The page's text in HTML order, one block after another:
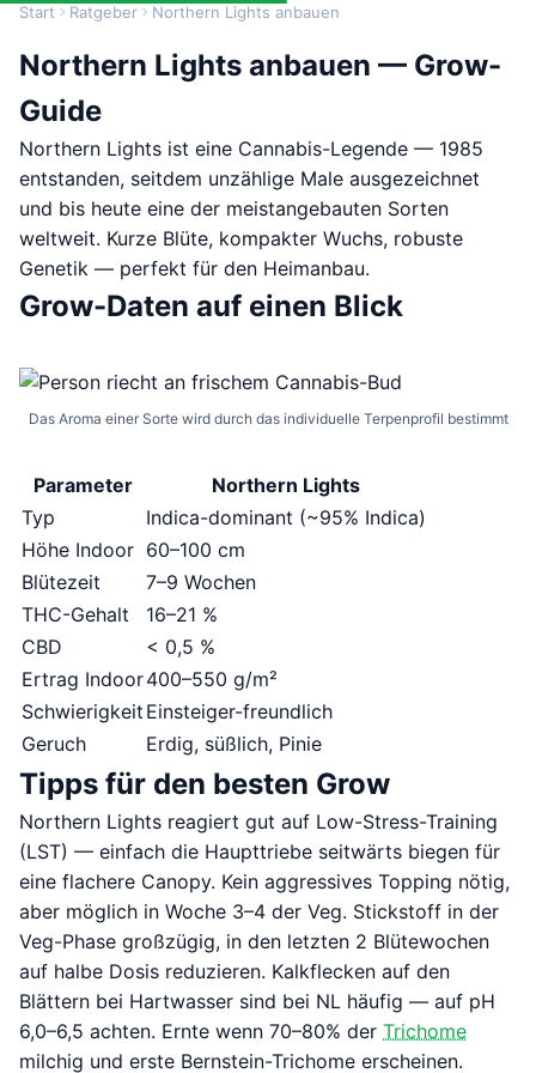
Start Ratgeber Northern Lights anbauen
Northern Lights anbauen — Grow-
Guide
Northern Lights ist eine Cannabis-Legende — 1985
entstanden, seitdem unzählige Male ausgezeichnet
und bis heute eine der meistangebauten Sorten
weltweit. Kurze Blüte, kompakter Wuchs, robuste
Genetik — perfekt für den Heimanbau.
Grow-Daten auf einen Blick
Das Aroma einer Sorte wird durch das individuelle Terpenprofil bestimmt
Parameter
Northern Lights
Typ
Indica-dominant (~95% Indica)
Höhe Indoor 60–100 cm
Blütezeit
7–9 Wochen
THC-Gehalt
16–21 %
CBD
< 0,5 %
Ertrag Indoor400–550 g/m²
Schwierigkeit Einsteiger-freundlich
Geruch
Erdig, süßlich, Pinie
Tipps für den besten Grow
Northern Lights reagiert gut auf Low-Stress-Training
(LST) — einfach die Haupttriebe seitwärts biegen für
eine flachere Canopy. Kein aggressives Topping nötig,
aber möglich in Woche 3–4 der Veg. Stickstoff in der
Veg-Phase großzügig, in den letzten 2 Blütewochen
auf halbe Dosis reduzieren. Kalkflecken auf den
Blättern bei Hartwasser sind bei NL häufig — auf pH
6,0–6,5 achten. Ernte wenn 70–80% der Trichome
milchig und erste Bernstein-Trichome erscheinen.